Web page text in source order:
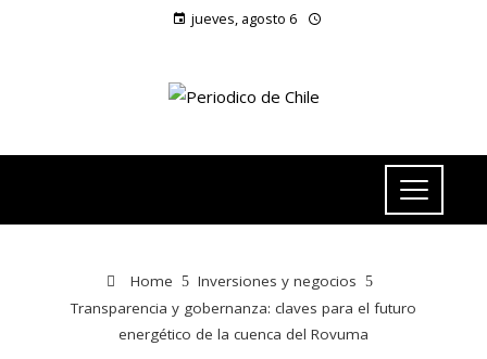
jueves, agosto 6
Home
Inversiones y negocios
Transparencia y gobernanza: claves para el futuro
energético de la cuenca del Rovuma